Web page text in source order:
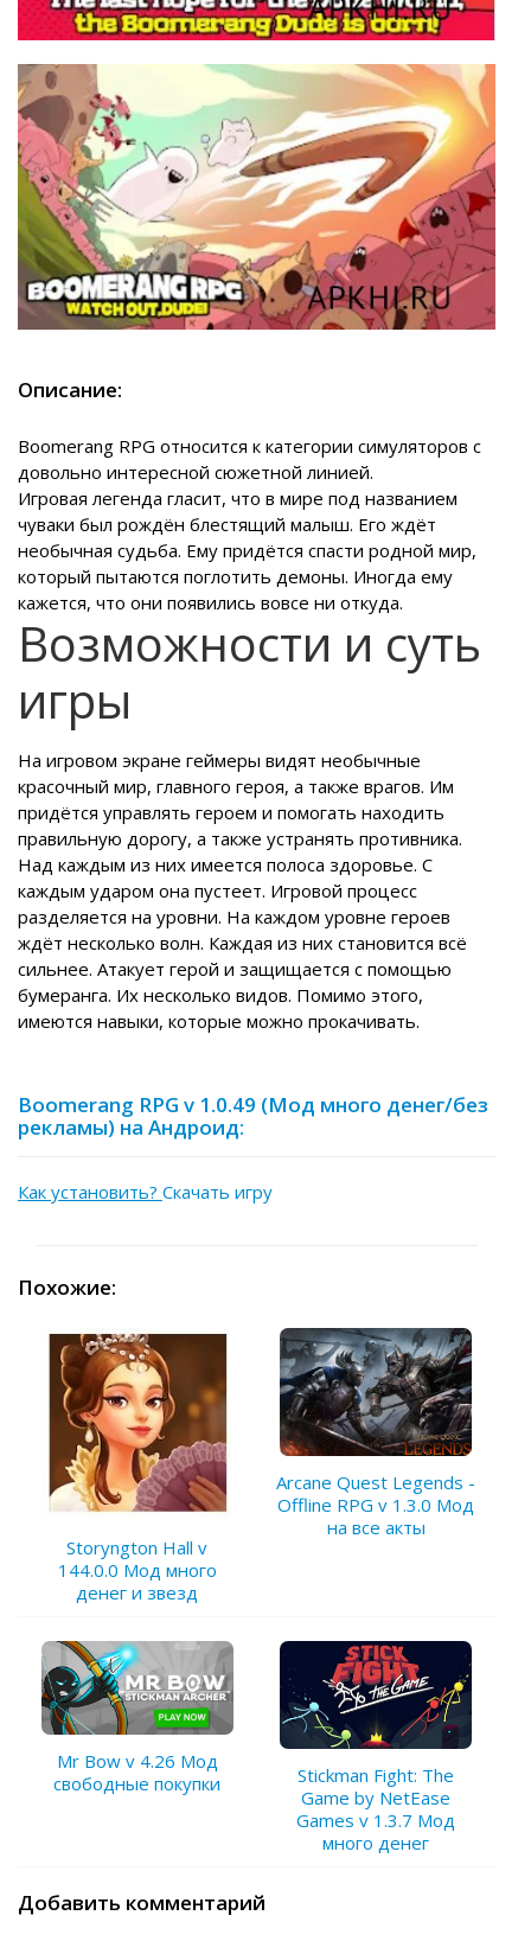
Описание:
Boomerang RPG относится к категории симуляторов с
довольно интересной сюжетной линией.
Игровая легенда гласит, что в мире под названием
чуваки был рождён блестящий малыш. Его ждёт
необычная судьба. Ему придётся спасти родной мир,
который пытаются поглотить демоны. Иногда ему
кажется, что они появились вовсе ни откуда.
Возможности и суть
игры
На игровом экране геймеры видят необычные
красочный мир, главного героя, а также врагов. Им
придётся управлять героем и помогать находить
правильную дорогу, а также устранять противника.
Над каждым из них имеется полоса здоровье. С
каждым ударом она пустеет. Игровой процесс
разделяется на уровни. На каждом уровне героев
ждёт несколько волн. Каждая из них становится всё
сильнее. Атакует герой и защищается с помощью
бумеранга. Их несколько видов. Помимо этого,
имеются навыки, которые можно прокачивать.
Boomerang RPG v 1.0.49 (Мод много денег/без
рекламы) на Андроид:
Как установить? Скачать игру
Похожие:
Storyngton Hall v
144.0.0 Мод много
денег и звезд
Arcane Quest Legends -
Offline RPG v 1.3.0 Мод
на все акты
Mr Bow v 4.26 Мод
свободные покупки
Stickman Fight: The
Game by NetEase
Games v 1.3.7 Мод
много денег
Добавить комментарий